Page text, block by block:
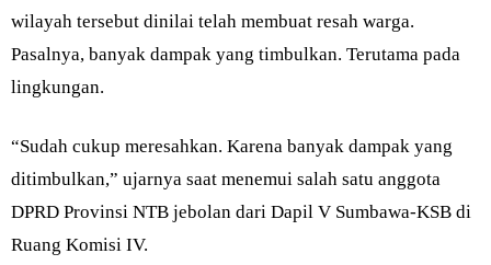
wilayah tersebut dinilai telah membuat resah warga.
Pasalnya, banyak dampak yang timbulkan. Terutama pada
lingkungan.
“Sudah cukup meresahkan. Karena banyak dampak yang
ditimbulkan,” ujarnya saat menemui salah satu anggota
DPRD Provinsi NTB jebolan dari Dapil V Sumbawa-KSB di
Ruang Komisi IV.